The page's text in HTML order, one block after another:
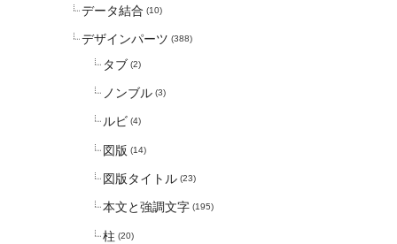
データ結合 (10)
デザインパーツ (388)
タブ (2)
ノンブル (3)
ルビ (4)
図版 (14)
図版タイトル (23)
本文と強調文字 (195)
柱 (20)